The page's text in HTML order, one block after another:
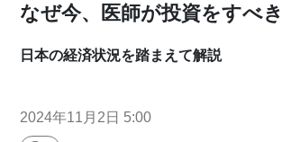
なぜ今、医師が投資をすべ
日本の経済状況を踏まえて解説
2024年11月2日 5:00